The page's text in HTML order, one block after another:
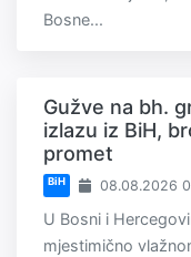
Bosne...
Gužve na bh.
izlazu iz BiH,
promet
BiH 08.08.2026
U Bosni i
mjestimično